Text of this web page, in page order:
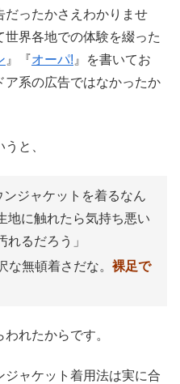
だったかさえわかりませ
界各地での体験を綴った
』『オーパ! 』を書いてお
ア系の広告ではなかったか
と、
ジャケットを着るなん
地に触れたら気持ち悪い
れるだろう」
な無頓着さだな。裸足で
れたからです。
ャケット着用法は実に合